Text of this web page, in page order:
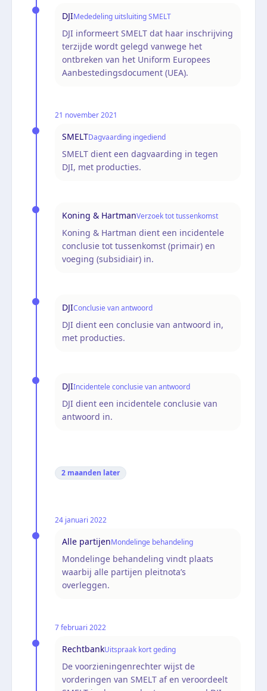
DJIMededeling uitsluiting SMELT
DJI informeert SMELT dat haar inschrijving
terzijde wordt gelegd vanwege het
ontbreken van het Uniform Europees
Aanbestedingsdocument (UEA).
21 november 2021
SMELTDagvaarding ingediend
SMELT dient een dagvaarding in tegen
DJI, met producties.
Koning & HartmanVerzoek tot tussenkomst
Koning & Hartman dient een incidentele
conclusie tot tussenkomst (primair) en
voeging (subsidiair) in.
DJIConclusie van antwoord
DJI dient een conclusie van antwoord in,
met producties.
DJIIncidentele conclusie van antwoord
DJI dient een incidentele conclusie van
antwoord in.
2 maanden later
24 januari 2022
Alle partijenMondelinge behandeling
Mondelinge behandeling vindt plaats
waarbij alle partijen pleitnota’s
overleggen.
7 februari 2022
RechtbankUitspraak kort geding
De voorzieningenrechter wijst de
vorderingen van SMELT af en veroordeelt